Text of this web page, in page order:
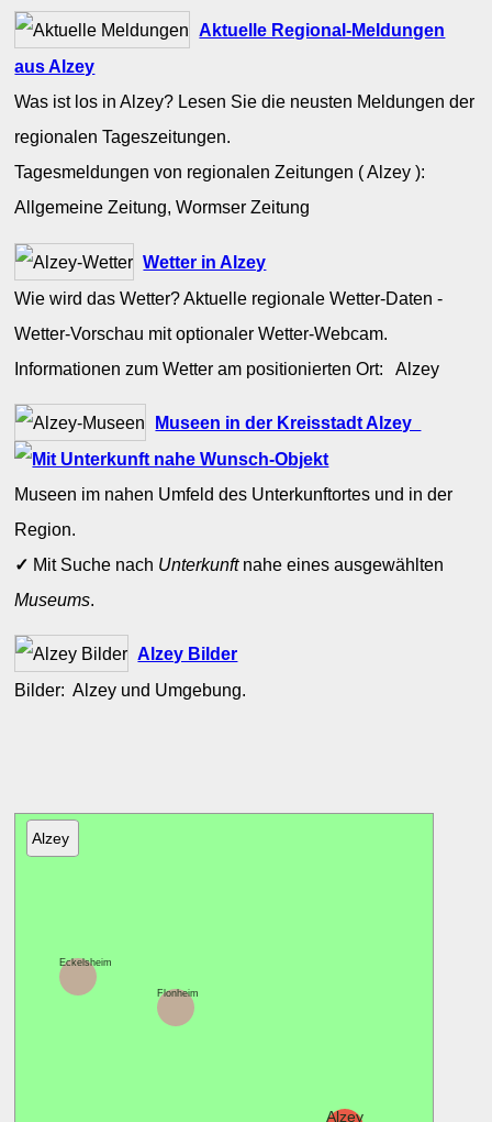
Aktuelle Regional-Meldungen
aus Alzey
Was ist los in Alzey? Lesen Sie die neusten Meldungen der
regionalen Tageszeitungen.
Tagesmeldungen von regionalen Zeitungen ( Alzey ):
Allgemeine Zeitung, Wormser Zeitung
Wetter in Alzey
Wie wird das Wetter? Aktuelle regionale Wetter-Daten -
Wetter-Vorschau mit optionaler Wetter-Webcam.
Informationen zum Wetter am positionierten Ort: Alzey
Museen in der Kreisstadt Alzey
Museen im nahen Umfeld des Unterkunftortes und in der
Region.
✓ Mit Suche nach Unterkunftnahe eines ausgewählten
Museums.
Alzey Bilder
Bilder: Alzey und Umgebung.
Alzey
Eckelsheim
Flonheim
Alzey